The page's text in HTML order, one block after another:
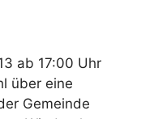
ab 17:00 Uhr
über eine
Gemeinde